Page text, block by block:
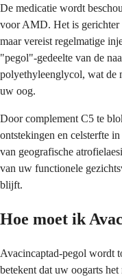
De medicatie wordt
voor AMD. Het is gerichter
maar vereist regelmatige
"pegol"-gedeelte van de
polyethyleenglycol, wat de
uw oog.
Door complement C5 te
ontstekingen en celsterfte
van geografische
van uw functionele
blijft.
Hoe moet ik
Avacincaptad-pegol wordt
betekent dat uw oogarts